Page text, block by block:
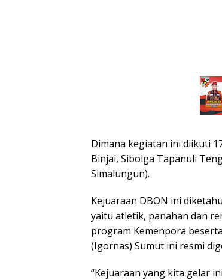
Dimana kegiatan ini diikuti
Binjai, Sibolga Tapanuli
Simalungun).
Kejuaraan DBON ini
yaitu atletik, panahan dan
program Kemenpora
(Igornas) Sumut ini resmi
“Kejuaraan yang kita gelar